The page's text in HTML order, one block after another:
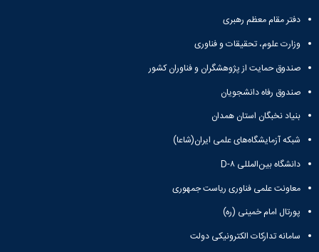
اداره
امور
حقوقی،
و
پاسخگوئی
شکایات
دبیرخانه
ها
دبیرخانه
ممیزه
دبیرخانه
هیأت
اجرایی
دفتر مقام معظم رهبری
وزارت علوم، تحقیقات و فناوری
صندوق حمایت از پژوهشگران و فناوران کشور
صندوق رفاه دانشجویان
بنیاد نخبگان استان همدان
شبکه آزمایشگاه‌های علمی ایران(شاعا)
دانشگاه بین‌المللی D-۸
معاونت علمی فناوری ریاست جمهوری
پورتال امام خمینی (ره)
سامانه تدارکات الکترونیکی دولت